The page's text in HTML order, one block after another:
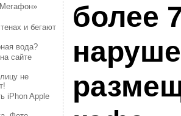
и бегают
вода?
сайте
не
iPhon Apple
более